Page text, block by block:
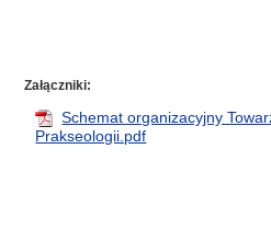
Załączniki:
Schemat organizacyjny
Prakseologii.pdf